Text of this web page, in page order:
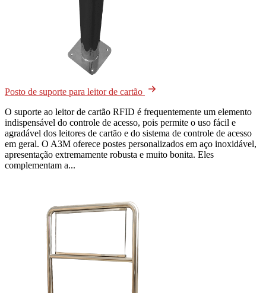
Posto de suporte para leitor de cartão
O suporte ao leitor de cartão RFID é frequentemente um elemento
indispensável do controle de acesso, pois permite o uso fácil e
agradável dos leitores de cartão e do sistema de controle de acesso
em geral. O A3M oferece postes personalizados em aço inoxidável,
apresentação extremamente robusta e muito bonita. Eles
complementam a...